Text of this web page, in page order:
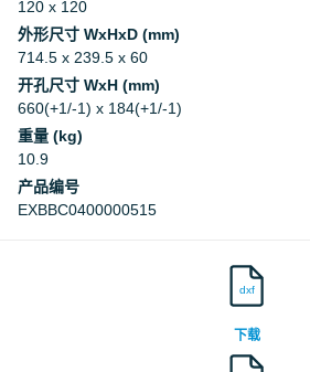
120 x 120
外形尺寸 WxHxD (mm)
714.5 x 239.5 x 60
开孔尺寸 WxH (mm)
660(+1/-1) x 184(+1/-1)
重量 (kg)
10.9
产品编号
EXBBC0400000515
dxf
下载